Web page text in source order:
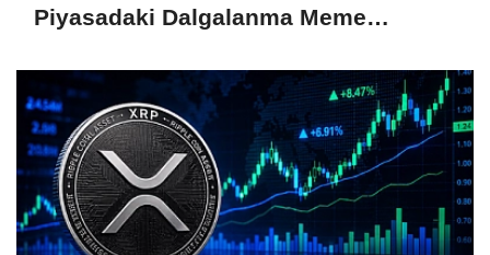
Piyasadaki Dalgalanma Meme